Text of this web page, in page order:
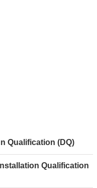
Qualification (DQ)
Qualification